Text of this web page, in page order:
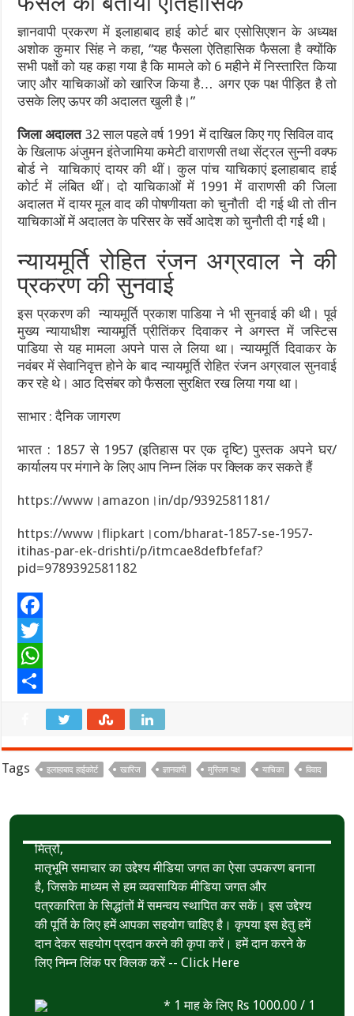
ज्ञानवापी प्रकरण में इलाहाबाद हाई कोर्ट बार एसोसिएशन के अध्यक्ष
अशोक कुमार सिंह ने कहा, “यह फैसला ऐतिहासिक फैसला है क्योंकि
सभी पक्षों को यह कहा गया है कि मामले को 6 महीने में निस्तारित किया
जाए और याचिकाओं को खारिज किया है… अगर एक पक्ष पीड़ित है तो
उसके लिए ऊपर की अदालत खुली है।”
जिला अदालत32 साल पहले वर्ष 1991 में दाखिल किए गए सिविल वाद
के खिलाफ अंजुमन इंतेजामिया कमेटी वाराणसी तथा सेंट्रल सुन्नी वक्फ
बोर्ड ने याचिकाएं दायर की थीं। कुल पांच याचिकाएं इलाहाबाद हाई
कोर्ट में लंबित थीं। दो याचिकाओं में 1991 में वाराणसी की जिला
अदालत में दायर मूल वाद की पोषणीयता को चुनौती दी गई थी तो तीन
याचिकाओं में अदालत के परिसर के सर्वे आदेश को चुनौती दी गई थी।
न्यायमूर्ति रोहित रंजन अग्रवाल ने की
प्रकरण की सुनवाई
इस प्रकरण की न्यायमूर्ति प्रकाश पाडिया ने भी सुनवाई की थी। पूर्व
मुख्य न्यायाधीश न्यायमूर्ति प्रीतिंकर दिवाकर ने अगस्त में जस्टिस
पाडिया से यह मामला अपने पास ले लिया था। न्यायमूर्ति दिवाकर के
नवंबर में सेवानिवृत्त होने के बाद न्यायमूर्ति रोहित रंजन अग्रवाल सुनवाई
कर रहे थे। आठ दिसंबर को फैसला सुरक्षित रख लिया गया था।
साभार : दैनिक जागरण
भारत : 1857 से 1957 (इतिहास पर एक दृष्टि) पुस्तक अपने घर/
कार्यालय पर मंगाने के लिए आप निम्न लिंक पर क्लिक कर सकते हैं
https://www।amazon।in/dp/9392581181/
https://www।flipkart।com/bharat-1857-se-1957-
itihas-par-ek-drishti/p/itmcae8defbfefaf?
pid=9789392581182
F
a
c
T
w
W
Tags इलाहाबाद हाईकोर्ट खारिज ज्ञानवापी मुस्लिम पक्ष याचिका विवाद
मित्रों,
मातृभूमि समाचार का उद्देश्य मीडिया जगत का ऐसा उपकरण बनाना
है, जिसके माध्यम से हम व्यवसायिक मीडिया जगत और
पत्रकारिता के सिद्धांतों में समन्वय स्थापित कर सकें। इस उद्देश्य
की पूर्ति के लिए हमें आपका सहयोग चाहिए है। कृपया इस हेतु हमें
दान देकर सहयोग प्रदान करने की कृपा करें। हमें दान करने के
लिए निम्न लिंक पर क्लिक करें --Click Here
* 1 माह के लिए Rs 1000.00 / 1